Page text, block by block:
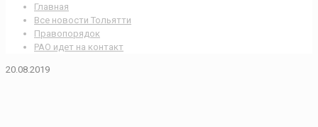
Главная
Все новости Тольятти
Правопорядок
РАО идет на контакт
20.08.2019